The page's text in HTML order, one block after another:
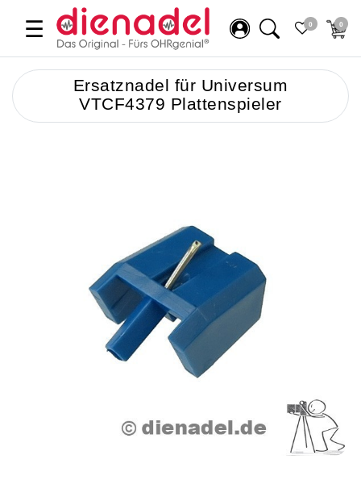
☰ 0 0
Ersatznadel für Universum
VTCF4379 Plattenspieler